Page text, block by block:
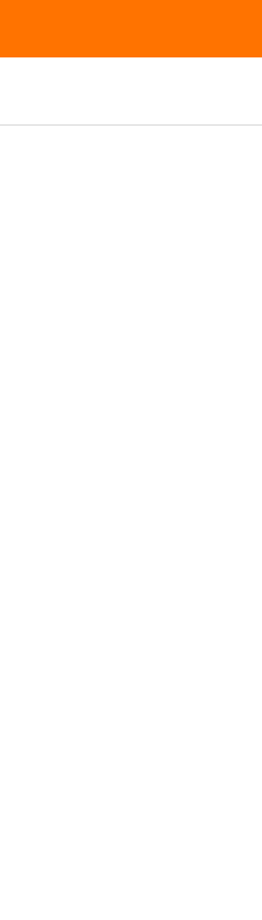
contenido